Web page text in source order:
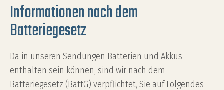
Informationen nach dem
Batteriegesetz
Da in unseren Sendungen Batterien und Akkus
enthalten sein können, sind wir nach dem
Batteriegesetz (BattG) verpflichtet, Sie auf Folgendes